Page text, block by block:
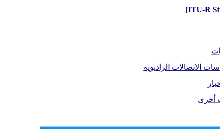
الاتصالات الراديوية
أخرى